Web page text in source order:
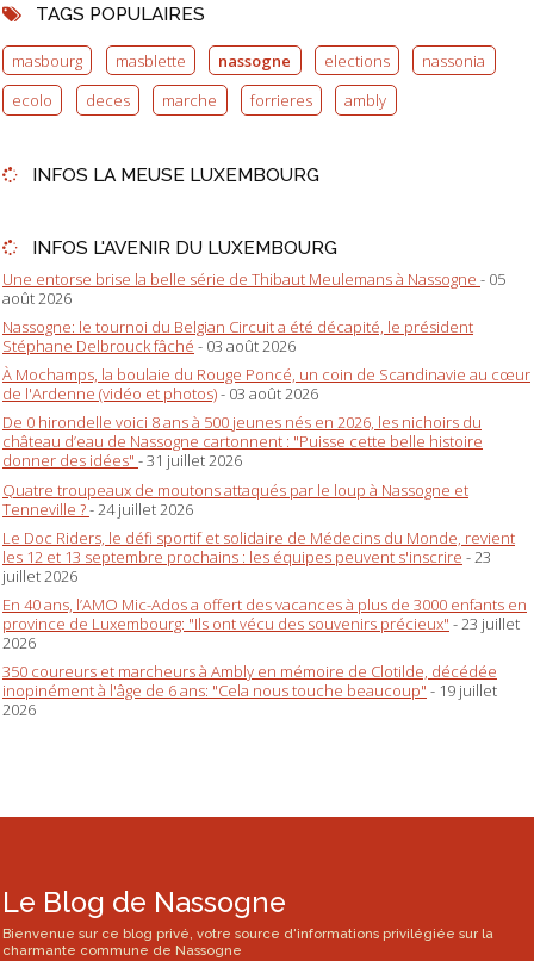
TAGS POPULAIRES
masbourg masblette nassogne elections
nassonia
ecolo
deces marche forrieres ambly
INFOS LA MEUSE LUXEMBOURG
INFOS L'AVENIR DU LUXEMBOURG
Une entorse brise la belle série de Thibaut Meulemans à Nassogne - 05
août 2026
Nassogne: le tournoi du Belgian Circuit a été décapité, le président
Stéphane Delbrouck fâché - 03 août 2026
À Mochamps, la boulaie du Rouge Poncé, un coin de Scandinavie au cœur
de l'Ardenne (vidéo et photos)- 03 août 2026
De 0 hirondelle voici 8 ans à 500 jeunes nés en 2026, les nichoirs du
château d’eau de Nassogne cartonnent : "Puisse cette belle histoire
donner des idées" - 31 juillet 2026
Quatre troupeaux de moutons attaqués par le loup à Nassogne et
Tenneville ?- 24 juillet 2026
Le Doc Riders, le défi sportif et solidaire de Médecins du Monde, revient
les 12 et 13 septembre prochains : les équipes peuvent s'inscrire - 23
juillet 2026
En 40 ans, l’AMO Mic-Ados a offert des vacances à plus de 3000 enfants en
province de Luxembourg: "Ils ont vécu des souvenirs précieux" - 23 juillet
2026
350 coureurs et marcheurs à Ambly en mémoire de Clotilde, décédée
inopinément à l'âge de 6 ans: "Cela nous touche beaucoup" - 19 juillet
2026
Le Blog de Nassogne
Bienvenue sur ce blog privé, votre source d'informations privilégiée sur la
charmante commune de Nassogne